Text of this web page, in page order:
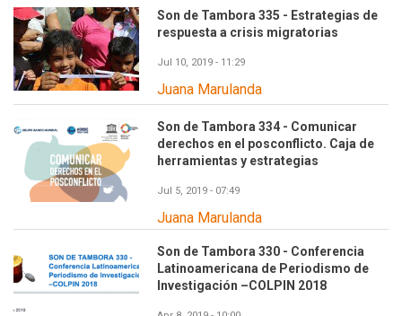
Son de Tambora 335 - Estrategias de
respuesta a crisis migratorias
Jul 10, 2019 - 11:29
Juana Marulanda
Son de Tambora 334 - Comunicar
derechos en el posconflicto. Caja de
herramientas y estrategias
Jul 5, 2019 - 07:49
Juana Marulanda
Son de Tambora 330 - Conferencia
Latinoamericana de Periodismo de
Investigación –COLPIN 2018